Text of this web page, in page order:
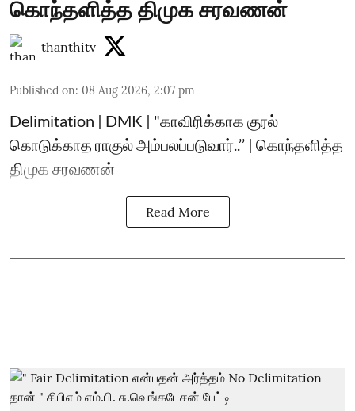
கொந்தளித்த திமுக சரவணன்
thanthitv
Published on: 08 Aug 2026, 2:07 pm
Delimitation | DMK | "காவிரிக்காக குரல்
கொடுக்காத ராகுல் அம்பலப்படுவார்..’’ | கொந்தளித்த
திமுக சரவணன்
Read More